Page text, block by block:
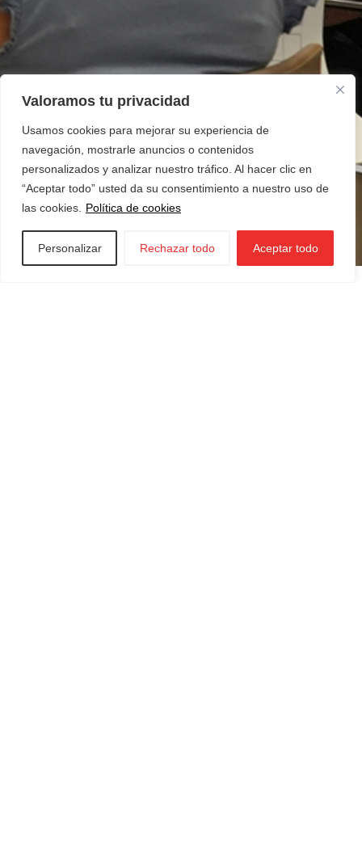
Valoramos tu privacidad
Usamos cookies para mejorar su experiencia de
navegación, mostrarle anuncios o contenidos
personalizados y analizar nuestro tráfico. Al hacer clic en
“Aceptar todo” usted da su consentimiento a nuestro uso de
las cookies.
Política de cookies
Personalizar Rechazar todo Aceptar todo